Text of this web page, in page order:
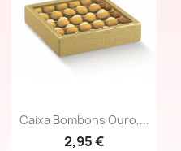
Vista rápida
Caixa Bombons Ouro,...
2,95 €